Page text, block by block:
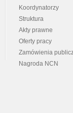
Koordynatorzy
Struktura
Akty prawne
Oferty pracy
Zamówienia
Nagroda NCN